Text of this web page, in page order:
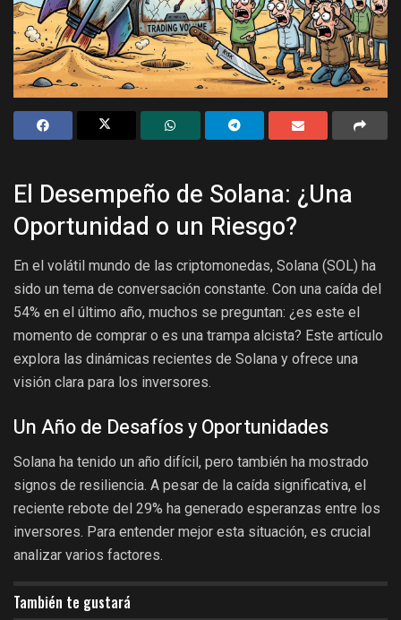
El Desempeño de Solana: ¿Una
Oportunidad o un Riesgo?
En el volátil mundo de las criptomonedas, Solana (SOL) ha
sido un tema de conversación constante. Con una caída del
54% en el último año, muchos se preguntan: ¿es este el
momento de comprar o es una trampa alcista? Este artículo
explora las dinámicas recientes de Solana y ofrece una
visión clara para los inversores.
Un Año de Desafíos y Oportunidades
Solana ha tenido un año difícil, pero también ha mostrado
signos de resiliencia. A pesar de la caída significativa, el
reciente rebote del 29% ha generado esperanzas entre los
inversores. Para entender mejor esta situación, es crucial
analizar varios factores.
También te gustará